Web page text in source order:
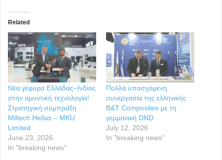
Related
Νέα γέφυρα Ελλάδας–Ινδίας
στην αμυντική τεχνολογία!
Στρατηγική σύμπραξη
Miltech Hellas – MKU
Limited
June 23, 2026
In "breaking news"
Πολλά υποσχόμενη
συνεργασία της ελληνικής
B&T Composites με τη
γερμανική DND
July 12, 2026
In "breaking news"